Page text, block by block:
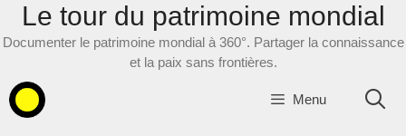
AllerLe tour du patrimoine mondial
Documenter le patrimoine mondial à 360°. Partager la connaissance
et la paix sans frontières.
Menu